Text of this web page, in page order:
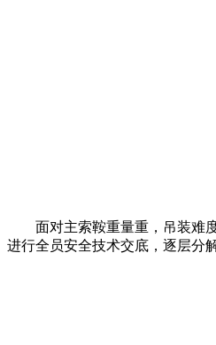
面对主索鞍重量重，吊装难度
进行全员安全技术交底，逐层分